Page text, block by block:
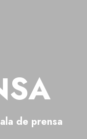
de prensa